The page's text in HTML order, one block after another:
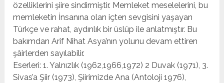
özelliklerini şiire sindirmiştir. Memleket meselelerini, bu
memleketin İnsanına olan içten sevgisini yaşayan
Türk­çe ve rahat, aydınlık bir üslûp ile anlatmıştır. Bu
bakımdan Arif Nihat Asya’nın yolunu devam ettiren
şâirlerden sayıla­bilir.
Eserleri: 1. Yalnızlık (1962,1966,1972) 2 Duvak (1971), 3.
Sivas’a Şiir (1973), Şiirimizde Ana (Antoloji 1976),